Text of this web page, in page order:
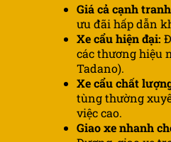
Giá cả cạnh
ưu đãi hấp dẫn
Xe cẩu hiện đại:
các thương hiệu
Tadano).
Xe cẩu chất
tùng thường
việc cao.
Giao xe nhanh